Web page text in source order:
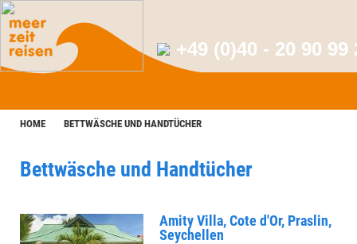
+49 (0)40 - 20 90 99
HOME BETTWÄSCHE UND HANDTÜCHER
Bettwäsche und Handtücher
Amity Villa, Cote d'Or, Praslin,
Seychellen